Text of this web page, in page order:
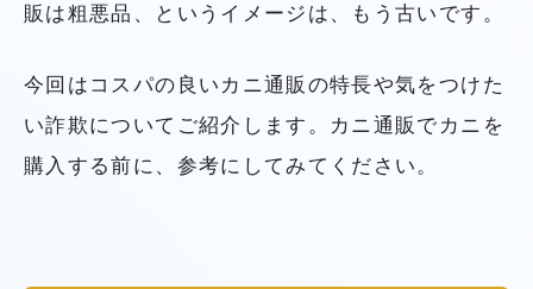
販は粗悪品、というイメージは、もう古いです。
今回はコスパの良いカニ通販の特長や気をつけた
い詐欺についてご紹介します。カニ通販でカニを
購入する前に、参考にしてみてください。